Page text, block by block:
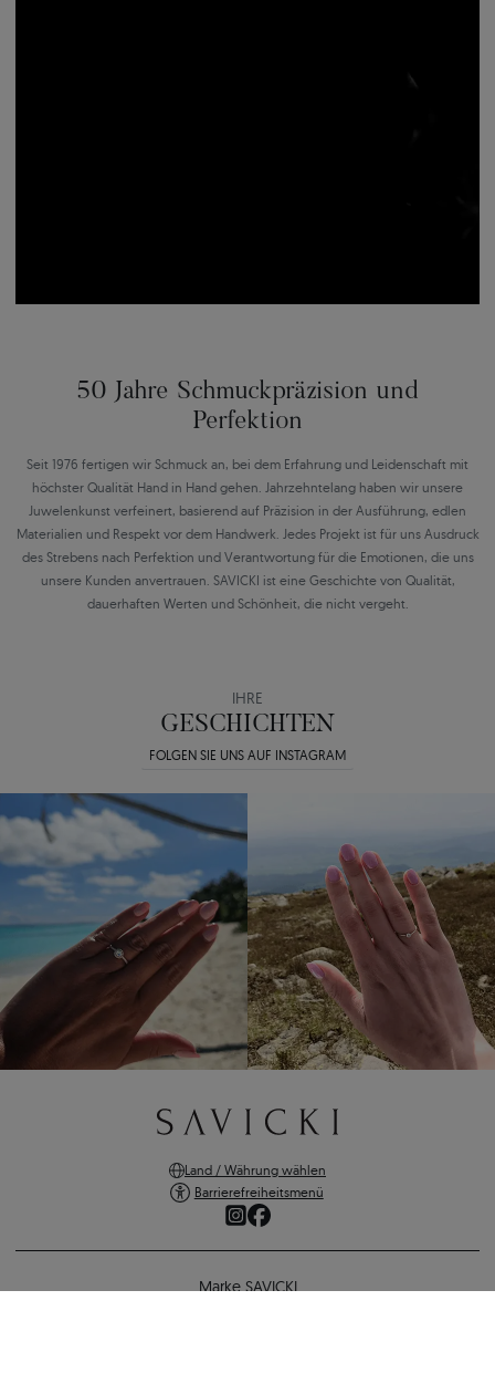
50 Jahre Schmuckpräzision und
Perfektion
Seit 1976 fertigen wir Schmuck an, bei dem Erfahrung und Leidenschaft mit
höchster Qualität Hand in Hand gehen. Jahrzehntelang haben wir unsere
Juwelenkunst verfeinert, basierend auf Präzision in der Ausführung, edlen
Materialien und Respekt vor dem Handwerk. Jedes Projekt ist für uns Ausdruck
des Strebens nach Perfektion und Verantwortung für die Emotionen, die uns
unsere Kunden anvertrauen. SAVICKI ist eine Geschichte von Qualität,
dauerhaften Werten und Schönheit, die nicht vergeht.
IHRE
GESCHICHTEN
FOLGEN SIE UNS AUF INSTAGRAM
Land / Währung wählen
Barrierefreiheitsmenü
Marke SAVICKI